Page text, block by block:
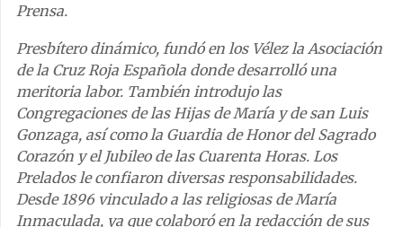
Prensa.
Presbítero dinámico, fundó en los Vélez la Asociación
de la Cruz Roja Española donde desarrolló una
meritoria labor. También introdujo las
Congregaciones de las Hijas de María y de san Luis
Gonzaga, así como la Guardia de Honor del Sagrado
Corazón y el Jubileo de las Cuarenta Horas. Los
Prelados le confiaron diversas responsabilidades.
Desde 1896 vinculado a las religiosas de María
Inmaculada, ya que colaboró en la redacción de sus